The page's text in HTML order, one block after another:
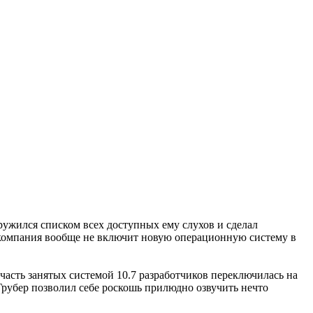
списком всех доступных ему слухов и сделал
вообще не включит новую операционную систему в
занятых системой 10.7 разработчиков переключилась на
позволил себе роскошь прилюдно озвучить нечто